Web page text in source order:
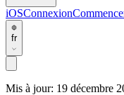
iOSConnexion
fr
Mis à jour: 19 décembre